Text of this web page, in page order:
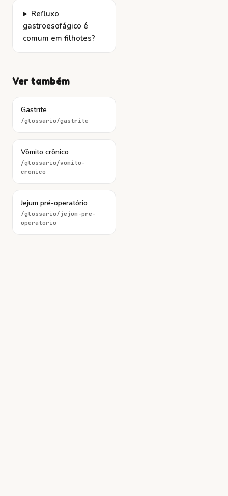
Refluxo
gastroesofágico é
comum em filhotes?
Ver também
Gastrite
/glossario/gastrite
Vômito crônico
/glossario/vomito-
cronico
Jejum pré-operatório
/glossario/jejum-pre-
operatorio